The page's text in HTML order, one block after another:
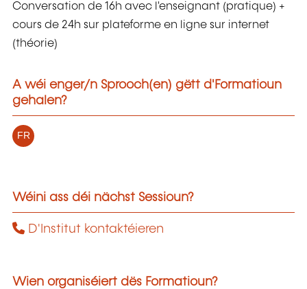
Conversation de 16h avec l'enseignant (pratique) +
cours de 24h sur plateforme en ligne sur internet
(théorie)
A wéi enger/n Sprooch(en) gëtt d'Formatioun
gehalen?
FR
Wéini ass déi nächst Sessioun?
D'Institut kontaktéieren
Wien organiséiert dës Formatioun?